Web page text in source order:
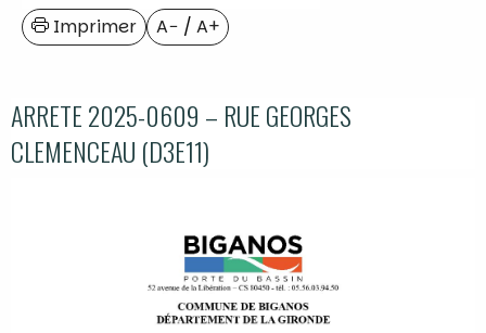
A− / A+
Imprimer
ARRETE 2025-0609 – RUE GEORGES
CLEMENCEAU (D3E11)